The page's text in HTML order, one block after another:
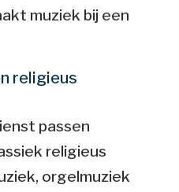
muziek bij een
religieus
passen
religieus
orgelmuziek